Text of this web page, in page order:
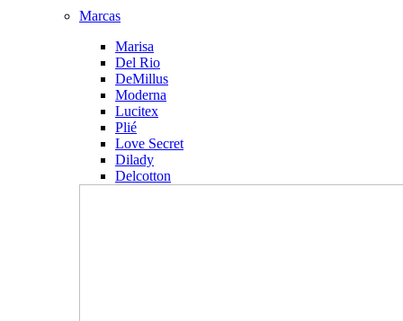
Marcas
Marisa
Del Rio
DeMillus
Moderna
Lucitex
Plié
Love Secret
Dilady
Delcotton